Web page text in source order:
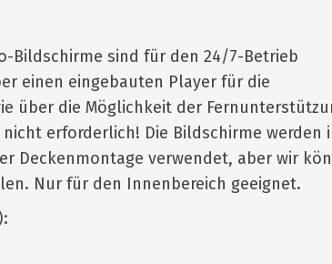
Bildschirme sind für den 24/7-Betrieb
einen eingebauten Player für die
über die Möglichkeit der
erforderlich! Die Bildschirme werden
Deckenmontage verwendet, aber wir
Nur für den Innenbereich geeignet.